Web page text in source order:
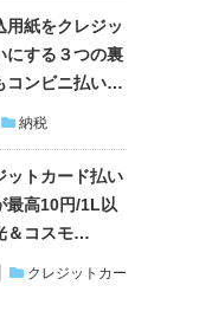
用紙をクレジッ
にする３つの裏
コンビニ払い…
納税
ットカード払い
最高10円/1L以
＆コスモ…
クレジットカー